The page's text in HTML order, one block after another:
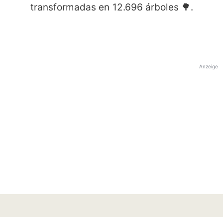
transformadas en 12.696 árboles 🌳.
Anzeige